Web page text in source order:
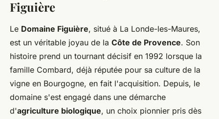
Figuière
Le Domaine Figuière, situé à La Londe-les-Maures,
est un véritable joyau de la Côte de Provence. Son
histoire prend un tournant décisif en 1992 lorsque la
famille Combard, déjà réputée pour sa culture de la
vigne en Bourgogne, en fait l'acquisition. Depuis, le
domaine s'est engagé dans une démarche
d'agriculture biologique, un choix pionnier pris dès